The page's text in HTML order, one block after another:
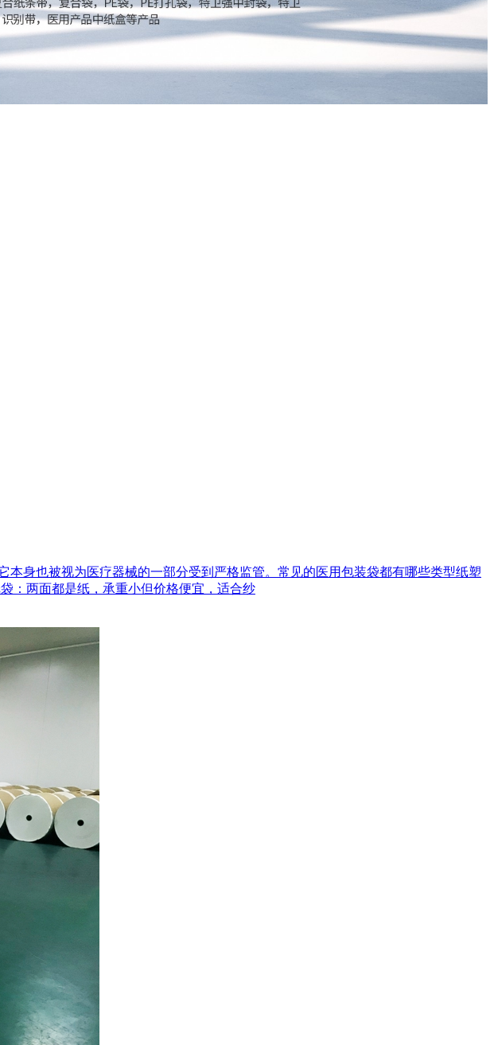
身也被视为医疗器械的一部分受到严格监管。常见的医用包装袋都有哪些类型‌纸塑
：两面都是纸，承重小但价格便宜，适合纱